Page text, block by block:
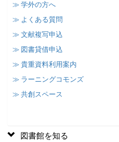
≫ 学外の方へ
≫ よくある質問
≫ 文献複写申込
≫ 図書貸借申込
≫ 貴重資料利用案内
≫ ラーニングコモンズ
≫ 共創スペース
図書館を知る